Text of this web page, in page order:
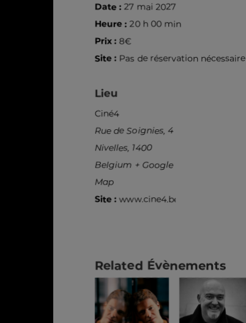
Date : 27 mai 2027
Heure : 20 h 00 min
Prix : 8€
Site : Pas de réservation nécessaire
Lieu
Ciné4
Rue de Soignies, 4
Nivelles, 1400
Belgium + Google
Map
Site : www.cine4.be
Related Évènements